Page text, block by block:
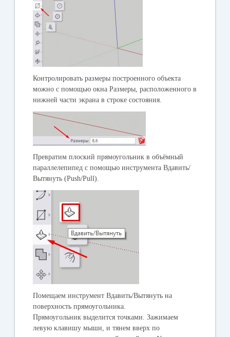
Контролировать размеры построенного объекта
можно с помощью окна Размеры, расположенного в
нижней части экрана в строке состояния.
Превратим плоский прямоугольник в объёмный
параллелепипед с помощью инструментаВдавить/
Вытянуть (Push/Pull).
Помещаем инструмент Вдавить/Вытянуть на
поверхность прямоугольника.
Прямоугольник выделится точками. Зажимаем
левую клавишу мыши, и тянем вверх по